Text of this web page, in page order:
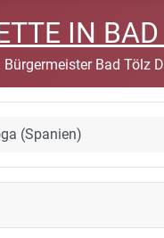
IN BAD
Bad Tölz
(Spanien)